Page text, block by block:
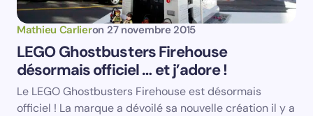
Mathieu Carlieron 27 novembre 2015
LEGO Ghostbusters Firehouse
désormais officiel … et j’adore !
Le LEGO Ghostbusters Firehouse est désormais
officiel ! La marque a dévoilé sa nouvelle création il y a